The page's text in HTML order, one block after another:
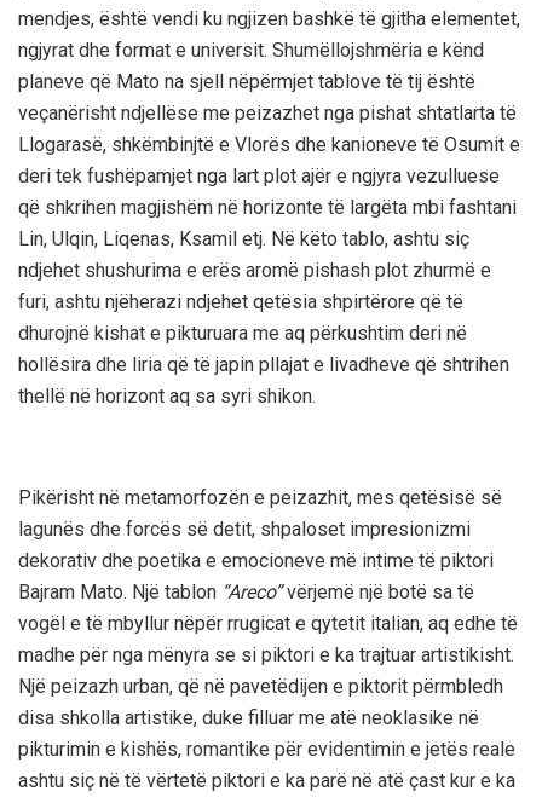
mendjes, është vendi ku ngjizen bashkë të gjitha elementet,
ngjyrat dhe format e universit. Shumëllojshmëria e kënd
planeve që Mato na sjell nëpërmjet tablove të tij është
veçanërisht ndjellëse me peizazhet nga pishat shtatlarta të
Llogarasë, shkëmbinjtë e Vlorës dhe kanioneve të Osumit e
deri tek fushëpamjet nga lart plot ajër e ngjyra vezulluese
që shkrihen magjishëm në horizonte të largëta mbi fashtani
Lin, Ulqin, Liqenas, Ksamil etj. Në këto tablo, ashtu siç
ndjehet shushurima e erës aromë pishash plot zhurmë e
furi, ashtu njëherazi ndjehet qetësia shpirtërore që të
dhurojnë kishat e pikturuara me aq përkushtim deri në
hollësira dhe liria që të japin pllajat e livadheve që shtrihen
thellë në horizont aq sa syri shikon.
Pikërisht në metamorfozën e peizazhit, mes qetësisë së
lagunës dhe forcës së detit, shpaloset impresionizmi
dekorativ dhe poetika e emocioneve më intime të piktori
Bajram Mato. Një tablon “Areco”vërjemë një botë sa të
vogël e të mbyllur nëpër rrugicat e qytetit italian, aq edhe të
madhe për nga mënyra se si piktori e ka trajtuar artistikisht.
Një peizazh urban, që në pavetëdijen e piktorit përmbledh
disa shkolla artistike, duke filluar me atë neoklasike në
pikturimin e kishës, romantike për evidentimin e jetës reale
ashtu siç në të vërtetë piktori e ka parë në atë çast kur e ka